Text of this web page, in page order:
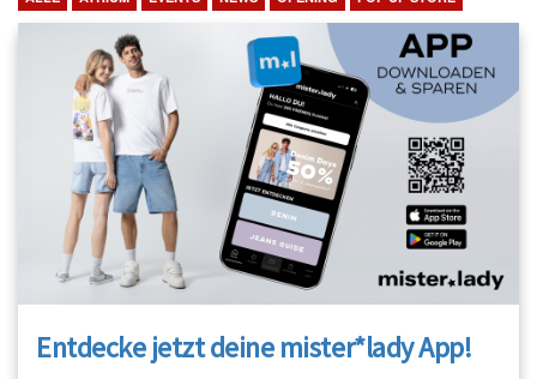
Entdecke jetzt deine mister*lady App!